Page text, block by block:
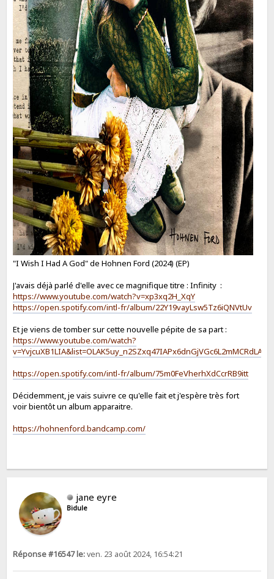
"I Wish I Had A God" de Hohnen Ford (2024) (EP)
J'avais déjà parlé d'elle avec ce magnifique titre : Infinity :
https://www.youtube.com/watch?v=xp3xq2H_XqY
https://open.spotify.com/intl-fr/album/22Y19vayLsw5Tz6iQNVtUv
Et je viens de tomber sur cette nouvelle pépite de sa part :
https://www.youtube.com/watch?
https://open.spotify.com/intl-fr/album/75m0FeVherhXdCcrRB9itt
Décidemment, je vais suivre ce qu'elle fait et j'espère très fort
voir bientôt un album apparaitre.
https://hohnenford.bandcamp.com/
jane eyre
Bidule
Réponse #16547 le:ven. 23 août 2024, 16:54:21